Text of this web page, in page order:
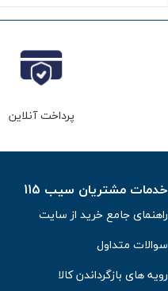
پرداخت آنلاین
خدمات مشتریان سیب 115
راهنمای جامع خرید از سایت
سوالات متداول
رویه های بازگرداندن کالا